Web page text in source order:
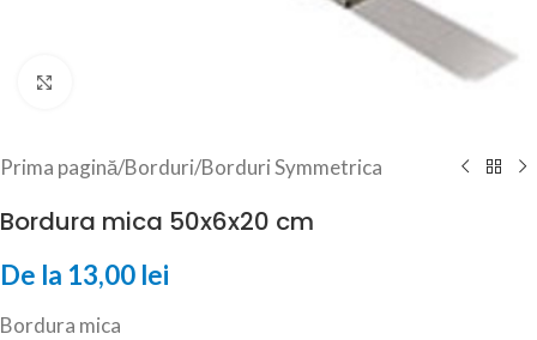
Prima pagină/Borduri/Borduri Symmetrica
Bordura mica 50x6x20 cm
De la 13,00 lei
Bordura mica